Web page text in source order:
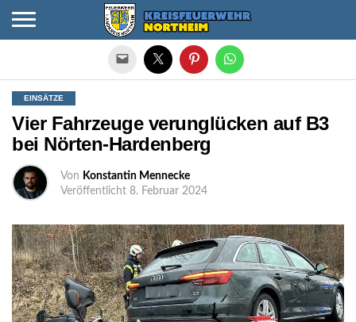
EINSÄTZE
Vier Fahrzeuge verunglücken auf B3
bei Nörten-Hardenberg
Von Konstantin Mennecke
Veröffentlicht 8. Februar 2024
Die mobile Version verlassen